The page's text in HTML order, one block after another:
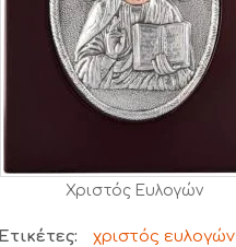
Χριστός Ευλογών
Ετικέτες: χριστός ευλογών